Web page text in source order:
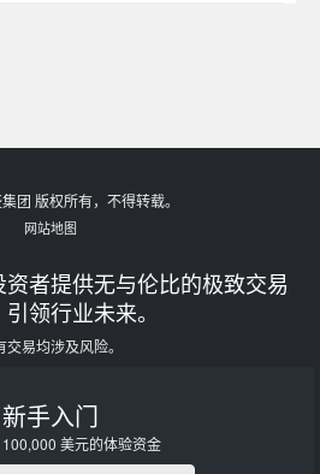
团 版权所有，不得转载。
网站地图
者提供无与伦比的极致交易
领行业未来。
交易均涉及风险。
新手入门
美元的体验资金